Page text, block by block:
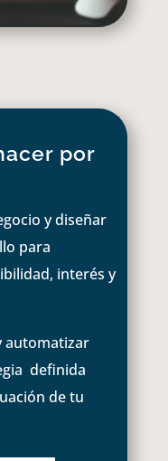
por
y diseñar
para
interés y
automatizar
definida
de tu